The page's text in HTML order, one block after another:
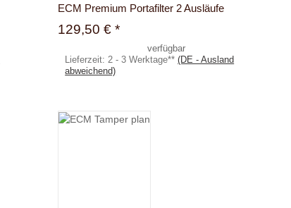
ECM Premium Portafilter 2 Ausläufe
129,50 €*
verfügbar
Lieferzeit:2 - 3 Werktage**(DE - Ausland
abweichend)